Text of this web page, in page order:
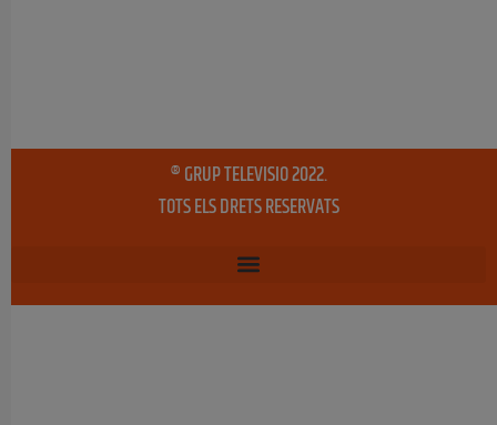
® GRUP TELEVISIO 2022.
TOTS ELS DRETS RESERVATS